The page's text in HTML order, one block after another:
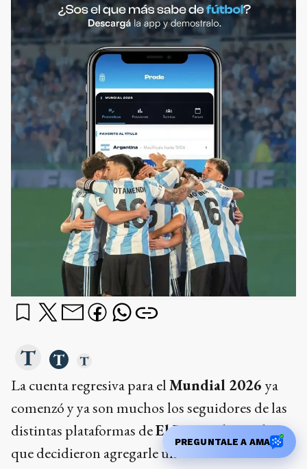
La cuenta regresiva para elMundial 2026 ya
comenzó y ya son muchos los seguidores de las
distintas plataformas deEl Eco Multimedios
que decidieron agregarle una dosis extra de
PREGUNTALE A AMA